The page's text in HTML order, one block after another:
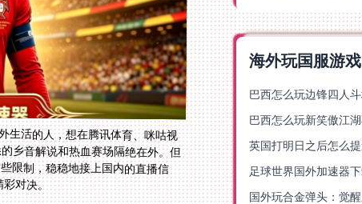
生活的人，想在腾讯体育、咪咕视
乡音解说和热血赛场隔绝在外。但
限制，稳稳地接上国内的直播信
对决。
海外玩国服游戏